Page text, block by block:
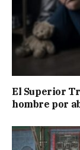
El Superior
hombre por